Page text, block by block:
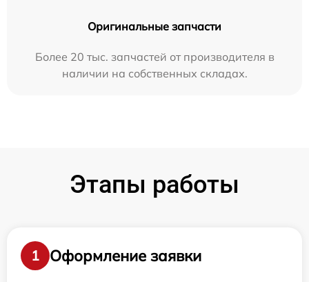
Оригинальные запчасти
Более 20 тыс. запчастей от производителя в
наличии на собственных складах.
Этапы работы
1
Оформление заявки